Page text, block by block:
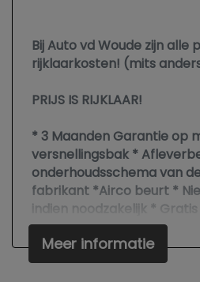
Metaalkleur
Metaalkleur parelmoer
Mistlampen voor
Parkeer assistent
Parkeersensor voor en
Premium kleur
R-line exterieur
Ruitensproeiers/
Bij Auto vd Woude zijn alle
rijklaarkosten! (mits
PRIJS IS RIJKLAAR!
* 3 Maanden Garantie op
versnellingsbak *
onderhoudsschema van
fabrikant *Airco beurt *
indien noodzakelijk *
vervoer tijdens
Poetsen *
Meer informatie